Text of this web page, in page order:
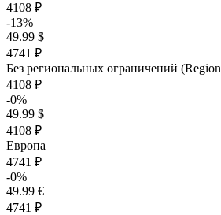
4108 ₽
-13%
49.99 $
4741 ₽
Без региональных ограничений
4108 ₽
-0%
49.99 $
4108 ₽
Европа
4741 ₽
-0%
49.99 €
4741 ₽